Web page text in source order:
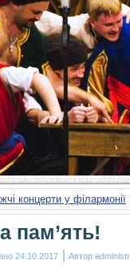
концерти у філармонії
пам’ять!
24.10.2017 | Автор